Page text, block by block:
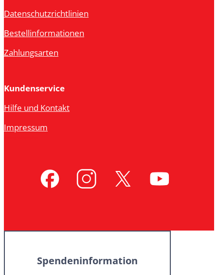
Datenschutzrichtlinien
Bestellinformationen
Zahlungsarten
Kundenservice
Hilfe und Kontakt
Impressum
Spendeninformation